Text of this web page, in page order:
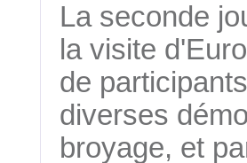
La seconde
la visite
de
diverses
broyage, et